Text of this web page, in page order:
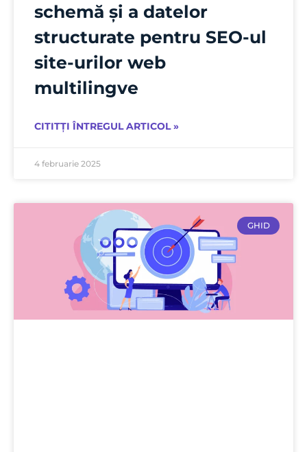
schemă și a datelor
structurate pentru SEO-ul
site-urilor web
multilingve
CITITȚI ÎNTREGUL ARTICOL »
4 februarie 2025
GHID